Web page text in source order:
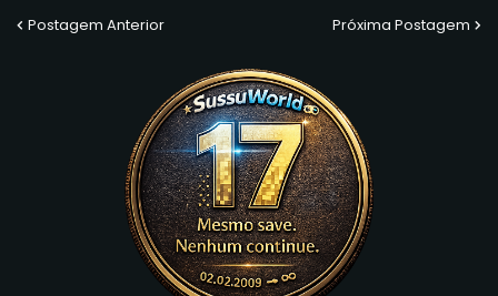
Postagem Anterior Próxima Postagem